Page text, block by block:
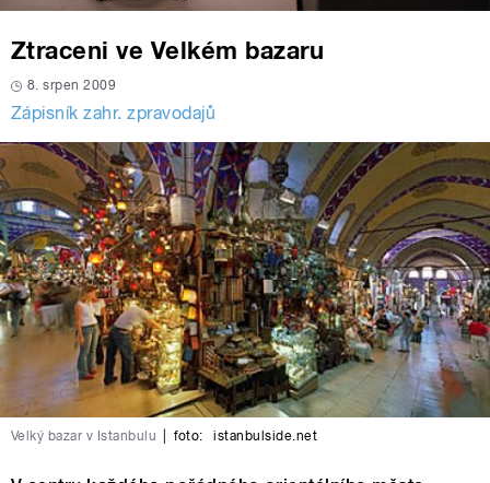
Ztraceni ve Velkém bazaru
8. srpen 2009
Zápisník zahr. zpravodajů
Velký bazar v Istanbulu foto: istanbulside.net